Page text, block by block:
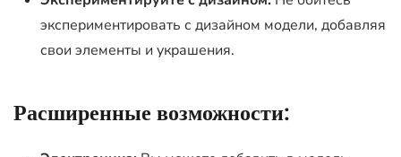
экспериментировать с дизайном модели, добавляя
свои элементы и украшения.
Расширенные возможности: